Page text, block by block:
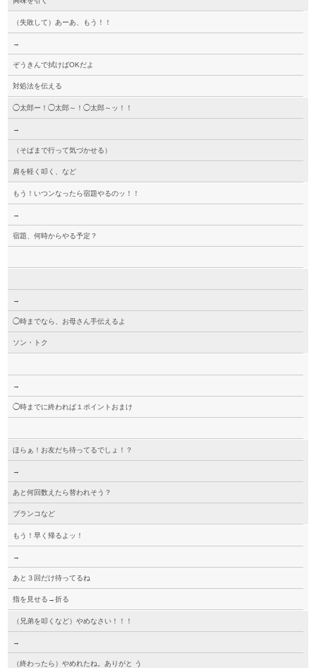
（失敗して）あーあ、もう！！
→
ぞうきんで拭けばOKだよ
対処法を伝える
◯太郎ー！◯太郎～！◯太郎～ッ！！
→
（そばまで行って気づかせる）
肩を軽く叩く、など
もう！いつンなったら宿題やるのッ！！
→
宿題、何時からやる予定？
→
◯時までなら、お母さん手伝えるよ
ソン・トク
→
◯時までに終われば１ポイントおまけ
ほらぁ！お友だち待ってるでしょ！？
→
あと何回数えたら替われそう？
ブランコなど
もう！早く帰るよッ！
→
あと３回だけ待ってるね
指を見せる→折る
（兄弟を叩くなど）やめなさい！！！
→
（終わったら）やめれたね。ありがと う